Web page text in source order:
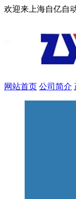
欢迎来上海自亿自
网站首页 公司简介